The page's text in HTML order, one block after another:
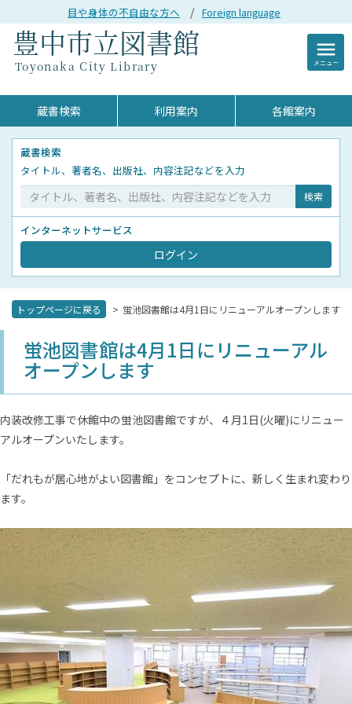
目や身体の不自由な方へ Foreign language
menu
メニュー
蔵書検索 利用案内 各館案内
蔵書検索
タイトル、著者名、出版社、内容注記などを入力
インターネットサービス
ログイン
トップページに戻る 蛍池図書館は4月1日にリニューアルオープンします
蛍池図書館は4月1日にリニューアル
オープンします
内装改修工事で休館中の蛍池図書館ですが、４月1日(火曜)にリニュー
アルオープンいたします。
「だれもが居心地がよい図書館」をコンセプトに、新しく生まれ変わり
ます。